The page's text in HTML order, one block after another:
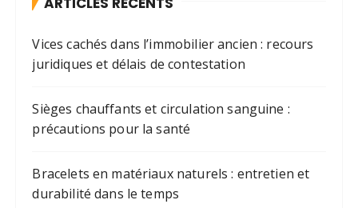
Vices cachés dans l’immobilier ancien : recours
juridiques et délais de contestation
Sièges chauffants et circulation sanguine :
précautions pour la santé
Bracelets en matériaux naturels : entretien et
durabilité dans le temps